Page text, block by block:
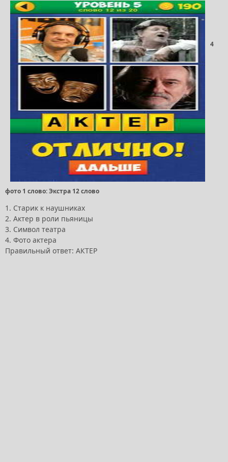
4
фото 1 слово: Экстра 12 слово
1. Старик к наушниках
2. Актер в роли пьяницы
3. Символ театра
4. Фото актера
Правильный ответ: АКТЕР